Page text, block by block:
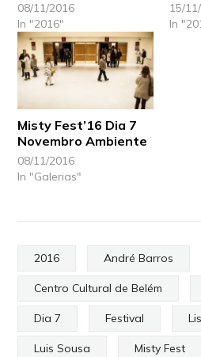
08/11/2016
In "2016"
15/
In
Misty Fest’16 Dia 7
Novembro Ambiente
08/11/2016
In "Galerias"
2016 André Barros
Centro Cultural de Belém
Dia 7 Festival
Luis Sousa Misty Fest